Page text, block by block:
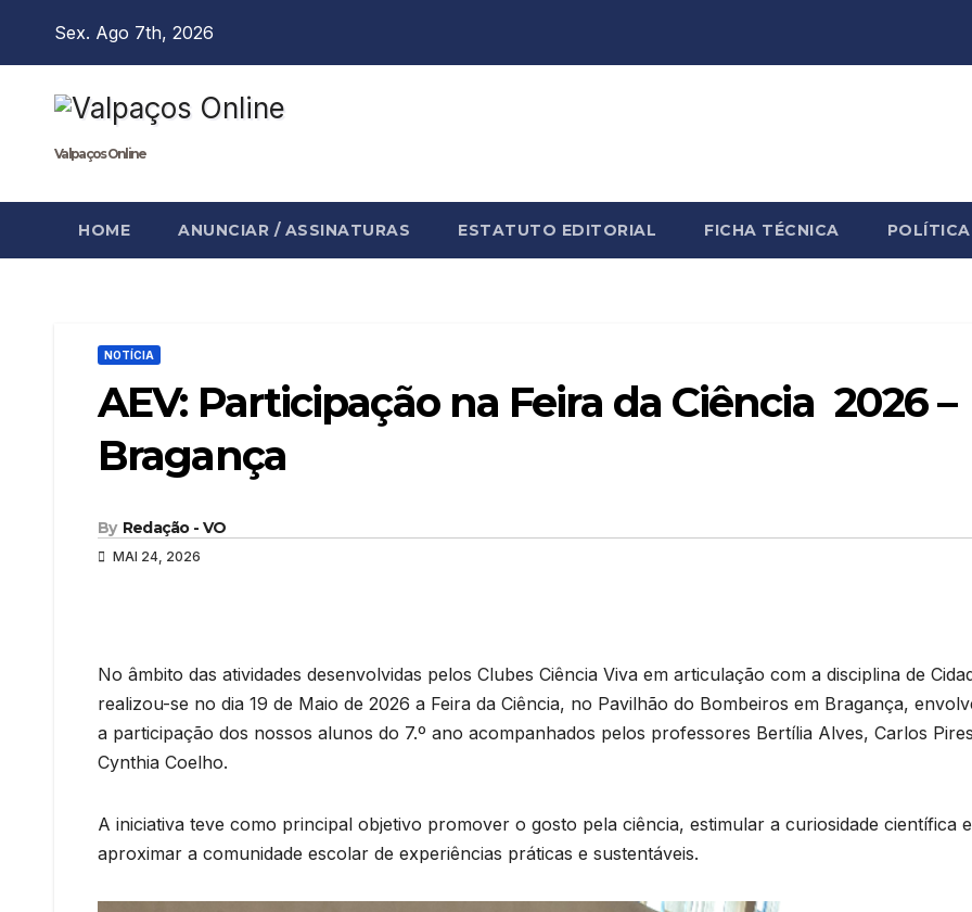
Sex. Ago 7th, 2026
Valpaços Online
HOME ANUNCIAR / ASSINATURAS ESTATUTO EDITORIAL FICHA TÉCNICA
NOTÍCIA
AEV: Participação na Feira da Ciência 2026 –
Bragança
By Redação - VO
MAI 24, 2026
No âmbito das atividades desenvolvidas pelos Clubes Ciência Viva em articulação com a disciplina de
realizou-se no dia 19 de Maio de 2026 a Feira da Ciência, no Pavilhão do Bombeiros em Bragança,
a participação dos nossos alunos do 7.º ano acompanhados pelos professores Bertília Alves, Carlos
Cynthia Coelho.
A iniciativa teve como principal objetivo promover o gosto pela ciência, estimular a curiosidade científica e
aproximar a comunidade escolar de experiências práticas e sustentáveis.